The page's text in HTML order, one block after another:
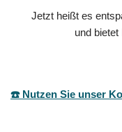
Jetzt heißt es
und
☎️ Nutzen Sie unser